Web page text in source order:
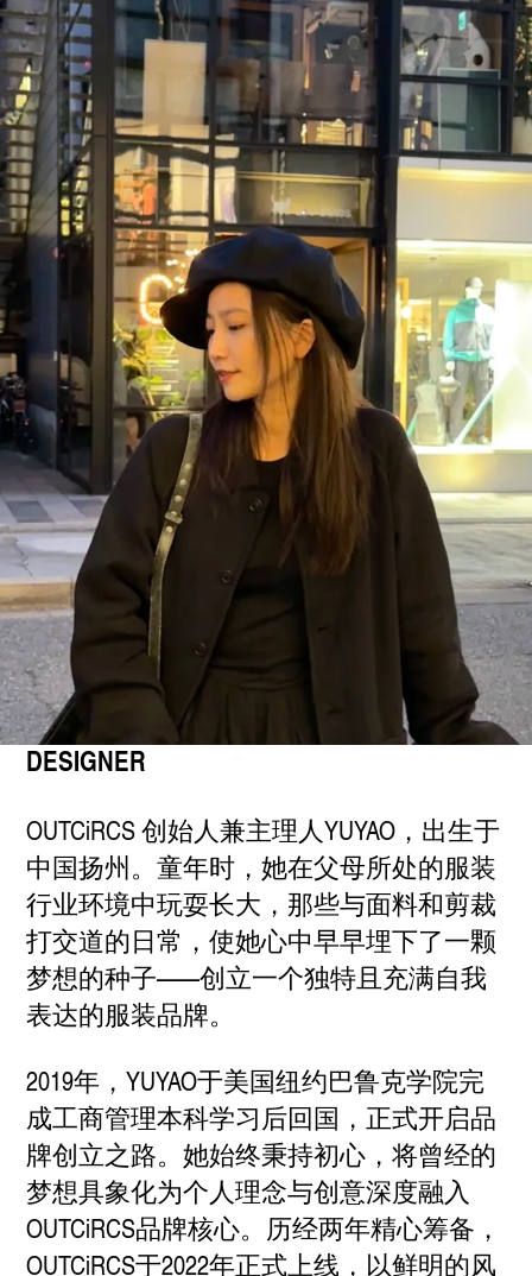
DESIGNER
OUTCiRCS 创始人兼主理人YUYAO，出生于
中国扬州。童年时，她在父母所处的服装
行业环境中玩耍长大，那些与面料和剪裁
打交道的日常，使她心中早早埋下了一颗
梦想的种子——创立一个独特且充满自我
表达的服装品牌。
2019年，YUYAO于美国纽约巴鲁克学院完
成工商管理本科学习后回国，正式开启品
牌创立之路。她始终秉持初心，将曾经的
梦想具象化为个人理念与创意深度融入
OUTCiRCS品牌核心。历经两年精心筹备，
OUTCiRCS于2022年正式上线，以鲜明的风